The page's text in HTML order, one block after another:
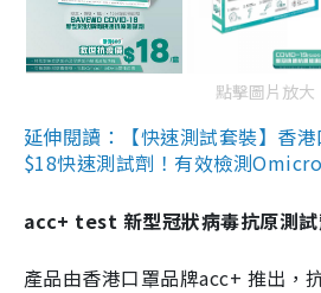
點擊圖片放大
延伸閱讀：【快速測試套裝】香
$18快速測試劑！有效檢測
acc+ test 新型冠狀病毒抗原測
產品由香港口罩品牌acc+ 推出，